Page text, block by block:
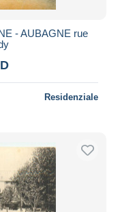
- AUBAGNE rue
Residenziale